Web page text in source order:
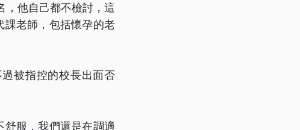
，他自己都不檢討，這
課老師，包括懷孕的老
被指控的校長出面否
服，我們還是在調適